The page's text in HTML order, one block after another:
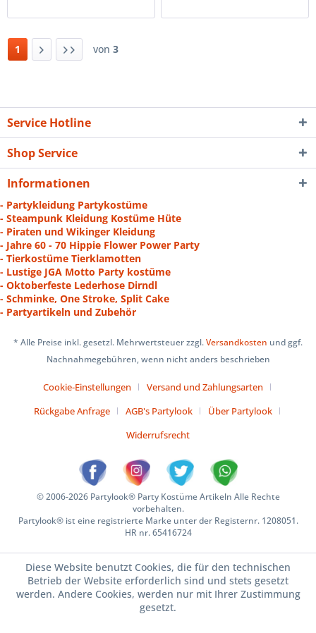
1 von 3
Service Hotline
Shop Service
Informationen
- Partykleidung Partykostüme
- Steampunk Kleidung Kostüme Hüte
- Piraten und Wikinger Kleidung
- Jahre 60 - 70 Hippie Flower Power Party
- Tierkostüme Tierklamotten
- Lustige JGA Motto Party kostüme
- Oktoberfeste Lederhose Dirndl
- Schminke, One Stroke, Split Cake
- Partyartikeln und Zubehör
* Alle Preise inkl. gesetzl. Mehrwertsteuer zzgl.Versandkosten und ggf.
Nachnahmegebühren, wenn nicht anders beschrieben
Cookie-Einstellungen
Versand und Zahlungsarten
Rückgabe Anfrage
AGB's Partylook
Über Partylook
Widerrufsrecht
© 2006-2026 Partylook® Party Kostüme Artikeln Alle Rechte
vorbehalten.
Partylook® ist eine registrierte Marke unter der Registernr. 1208051.
HR nr. 65416724
Diese Website benutzt Cookies, die für den technischen
Betrieb der Website erforderlich sind und stets gesetzt
werden. Andere Cookies, werden nur mit Ihrer Zustimmung
gesetzt.